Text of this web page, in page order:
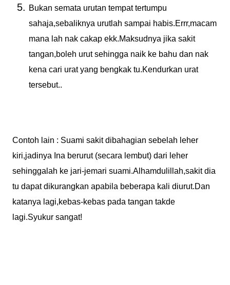
Bukan semata urutan tempat tertumpu
sahaja,sebaliknya urutlah sampai habis.Errr,macam
mana lah nak cakap ekk.Maksudnya jika sakit
tangan,boleh urut sehingga naik ke bahu dan nak
kena cari urat yang bengkak tu.Kendurkan urat
tersebut..
Contoh lain : Suami sakit dibahagian sebelah leher
kiri,jadinya Ina berurut (secara lembut) dari leher
sehinggalah ke jari-jemari suami.Alhamdulillah,sakit dia
tu dapat dikurangkan apabila beberapa kali diurut.Dan
katanya lagi,kebas-kebas pada tangan takde
lagi.Syukur sangat!